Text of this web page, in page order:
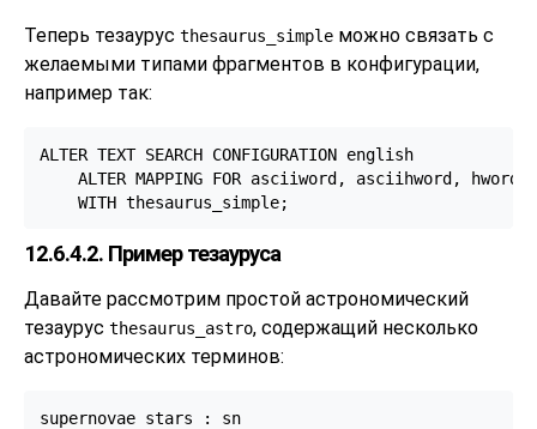
Теперь тезаурус thesaurus_simple можно связать с
желаемыми типами фрагментов в конфигурации,
например так:
ALTER TEXT SEARCH CONFIGURATION english
ALTER MAPPING FOR asciiword, asciihword,
    WITH thesaurus_simple;
12.6.4.2. Пример тезауруса
Давайте рассмотрим простой астрономический
тезаурус thesaurus_astro, содержащий несколько
астрономических терминов:
supernovae stars : sn